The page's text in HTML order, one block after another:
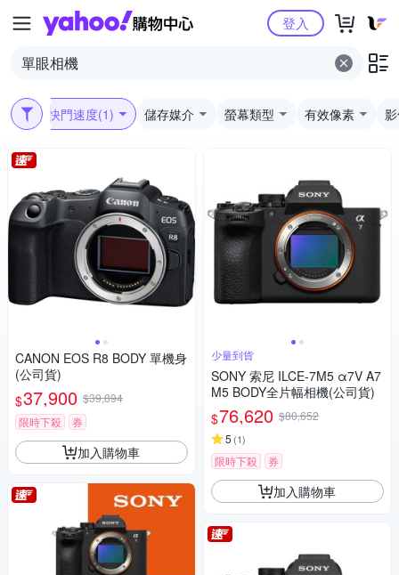
Yahoo購物中心登入
最快快門速度(1) 儲存媒介 螢幕類型 有效像素
CANON EOS R8 BODY 單機身
(公司貨)
$37,900 $39,894
限時下殺
券
加入購物車
少量到貨
SONY 索尼 ILCE-7M5 α7V A7
M5 BODY全片幅相機(公司貨)
$76,620 $80,652
5 (1)
限時下殺 券
加入購物車